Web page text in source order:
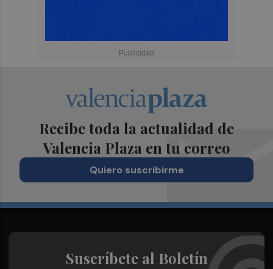
Recibe toda la actualidad de
Valencia Plaza en tu correo
Quiero suscribirme
Suscríbete al Boletín